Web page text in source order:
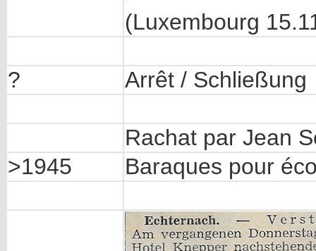
(Luxembourg
? Arrêt / Schließung
Rachat par Jean
>1945
Baraques pour